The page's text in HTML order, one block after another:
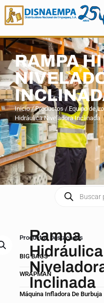
RAMPA
Inicio/Productos/Equipo de
Hidráulica Niveladora Inclinada
Productos Destacados
BIG BAGS
WRAPMAN
Máquina Infladora De Burbuja
Rampa
Hidráulica
Inclinada
CARACTERÍSTICAS